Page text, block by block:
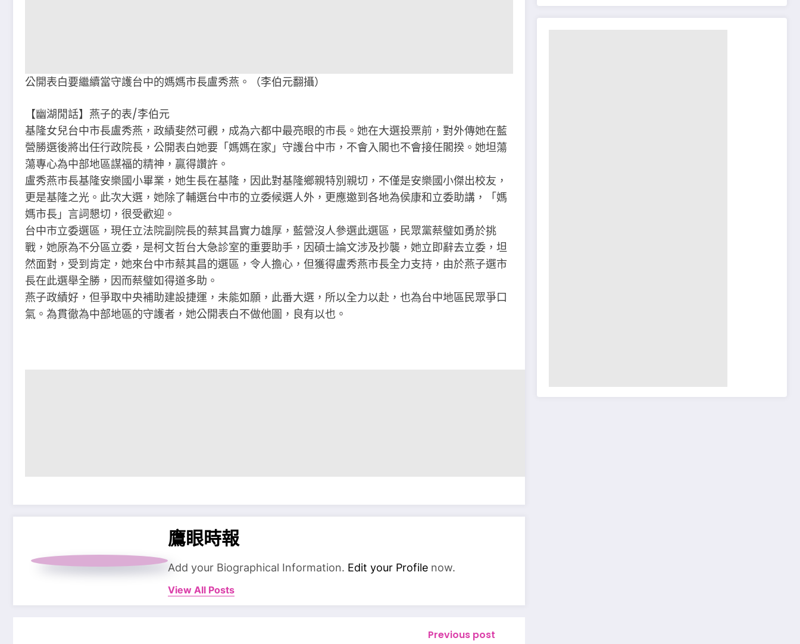
公開表白要繼續當守護台中的媽媽市長盧秀燕。（李伯元翻攝）
【幽湖閒話】燕子的表∕李伯元
基隆女兒台中市長盧秀燕，政績斐然可觀，成為六都中最亮眼的市長。她在大選投票前，對外傳她在藍
營勝選後將出任行政院長，公開表白她要「媽媽在家」守護台中市，不會入閣也不會接任閣揆。她坦蕩
蕩專心為中部地區謀福的精神，贏得讚許。
盧秀燕市長基隆安樂國小畢業，她生長在基隆，因此對基隆鄉親特別親切，不僅是安樂國小傑出校友，
更是基隆之光。此次大選，她除了輔選台中市的立委候選人外，更應邀到各地為侯康和立委助講，「媽
媽市長」言詞懇切，很受歡迎。
台中市立委選區，現任立法院副院長的蔡其昌實力雄厚，藍營沒人參選此選區，民眾黨蔡璧如勇於挑
戰，她原為不分區立委，是柯文哲台大急診室的重要助手，因碩士論文涉及抄襲，她立即辭去立委，坦
然面對，受到肯定，她來台中市蔡其昌的選區，令人擔心，但獲得盧秀燕市長全力支持，由於燕子選市
長在此選舉全勝，因而蔡璧如得道多助。
燕子政績好，但爭取中央補助建設捷運，未能如願，此番大選，所以全力以赴，也為台中地區民眾爭口
氣。為貫徹為中部地區的守護者，她公開表白不做他圖，良有以也。
鷹眼時報
Add your Biographical Information. Edit your Profile now.
View All Posts
Previous post